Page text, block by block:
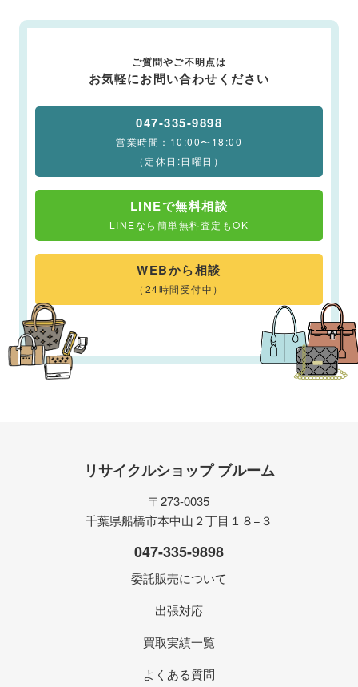
ご質問やご不明点は
お気軽にお問い合わせください
047-335-9898
営業時間：10:00〜18:00
（定休日:日曜日）
LINEで無料相談
LINEなら簡単無料査定もOK
WEBから相談
（24時間受付中）
リサイクルショップ ブルーム
〒273-0035
千葉県船橋市本中山２丁目１８−３
047-335-9898
委託販売について
出張対応
買取実績一覧
よくある質問